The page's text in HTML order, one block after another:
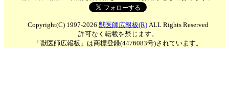
Copyright(C) 1997-2026 獣医師広報板(R)ALL Rights Reserved
許可なく転載を禁じます。
「獣医師広報板」は商標登録(4476083号)されています。